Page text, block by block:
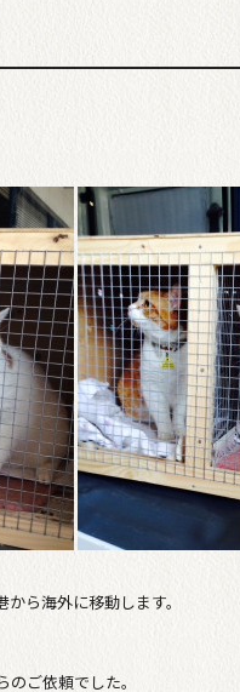
ら海外に移動します。
のご依頼でした。